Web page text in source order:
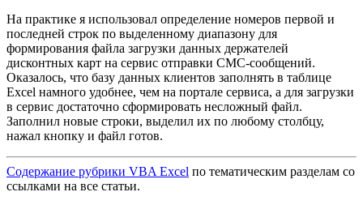
На практике я использовал определение номеров первой и
последней строк по выделенному диапазону для
формирования файла загрузки данных держателей
дисконтных карт на сервис отправки СМС-сообщений.
Оказалось, что базу данных клиентов заполнять в таблице
Excel намного удобнее, чем на портале сервиса, а для загрузки
в сервис достаточно сформировать несложный файл.
Заполнил новые строки, выделил их по любому столбцу,
нажал кнопку и файл готов.
Содержание рубрики VBA Excel по тематическим разделам со
ссылками на все статьи.